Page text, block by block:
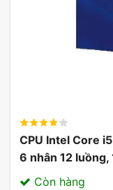
CPU Intel Core
6 nhân 12 luồng,
hãng 03/2025
Còn hàng